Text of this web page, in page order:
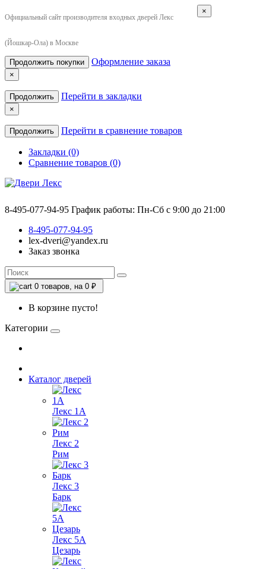
Официальный сайт производителя входных дверей Лекс
(Йошкар-Ола) в Москве
×
Продолжить покупки Оформление заказа
×
Продолжить Перейти в закладки
×
Продолжить Перейти в сравнение товаров
Закладки (0)
Сравнение товаров (0)
8-495-077-94-95 График работы: Пн-Сб с 9:00 до 21:00
8-495-077-94-95
lex-dveri@yandex.ru
Заказ звонка
0 товаров, на 0 ₽
В корзине пусто!
Категории
Каталог дверей
Лекс 1А
Лекс 2
Рим
Лекс 3
Барк
Лекс 5А
Цезарь